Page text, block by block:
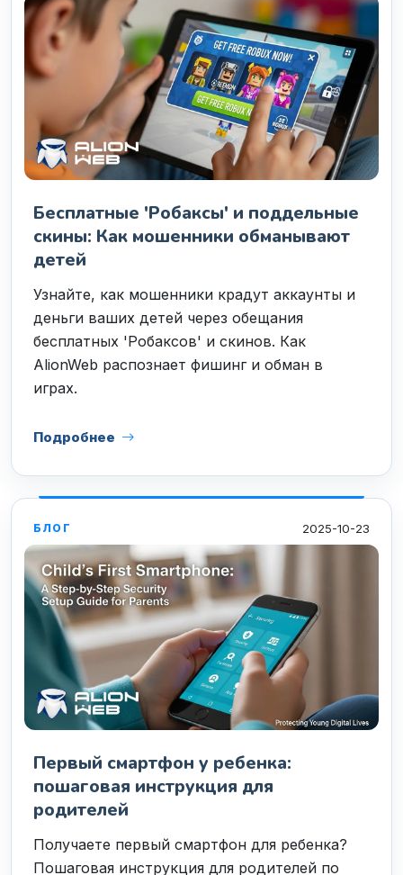
Бесплатные 'Робаксы' и поддельные
скины: Как мошенники обманывают
детей
Узнайте, как мошенники крадут аккаунты и
деньги ваших детей через обещания
бесплатных 'Робаксов' и скинов. Как
AlionWeb распознает фишинг и обман в
играх.
Подробнее
БЛОГ 2025-10-23
Первый смартфон у ребенка:
пошаговая инструкция для
родителей
Получаете первый смартфон для ребенка?
Пошаговая инструкция для родителей по